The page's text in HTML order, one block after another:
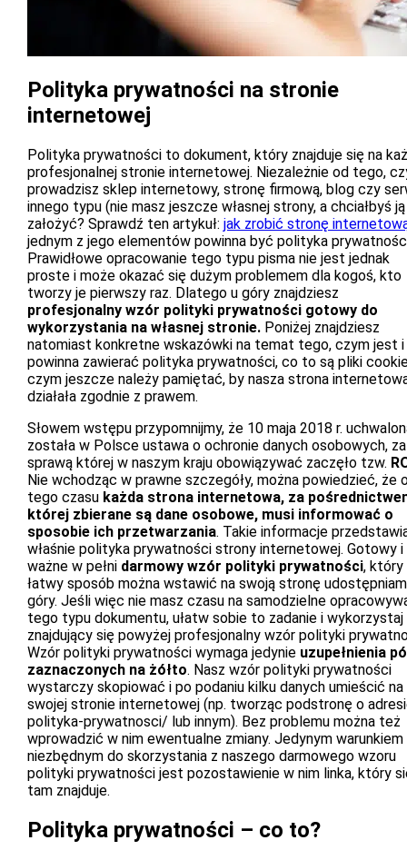
Polityka prywatności na stronie
internetowej
Polityka prywatności to dokument, który znajduje się na
profesjonalnej stronie internetowej. Niezależnie od tego,
prowadzisz sklep internetowy, stronę firmową, blog czy
innego typu (nie masz jeszcze własnej strony, a chciałbyś ją
założyć? Sprawdź ten artykuł: jak zrobić stronę
jednym z jego elementów powinna być polityka
Prawidłowe opracowanie tego typu pisma nie jest jednak
proste i może okazać się dużym problemem dla kogoś, kto
tworzy je pierwszy raz. Dlatego u góry znajdziesz
profesjonalny wzór polityki prywatności gotowy do
wykorzystania na własnej stronie. Poniżej znajdziesz
natomiast konkretne wskazówki na temat tego, czym jest
powinna zawierać polityka prywatności, co to są pliki
czym jeszcze należy pamiętać, by nasza strona
działała zgodnie z prawem.
Słowem wstępu przypomnijmy, że 10 maja 2018 r.
została w Polsce ustawa o ochronie danych osobowych, za
sprawą której w naszym kraju obowiązywać zaczęło tzw.
Nie wchodząc w prawne szczegóły, można powiedzieć, że
tego czasu każda strona internetowa, za
której zbierane są dane osobowe, musi informować o
sposobie ich przetwarzania. Takie informacje
właśnie polityka prywatności strony internetowej. Gotowy
ważne w pełni darmowy wzór polityki prywatności, który
łatwy sposób można wstawić na swoją stronę
góry. Jeśli więc nie masz czasu na samodzielne
tego typu dokumentu, ułatw sobie to zadanie i wykorzystaj
znajdujący się powyżej profesjonalny wzór polityki
Wzór polityki prywatności wymaga jedynie uzupełnienia
zaznaczonych na żółto. Nasz wzór polityki prywatności
wystarczy skopiować i po podaniu kilku danych umieścić na
swojej stronie internetowej (np. tworząc podstronę o
polityka-prywatnosci/ lub innym). Bez problemu można też
wprowadzić w nim ewentualne zmiany. Jedynym warunkiem
niezbędnym do skorzystania z naszego darmowego wzoru
polityki prywatności jest pozostawienie w nim linka, który
tam znajduje.
Polityka prywatności – co to?